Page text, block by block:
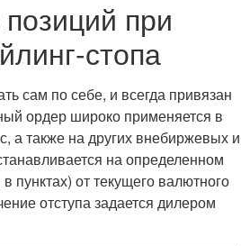
при
стопа
сам по себе, и всегда привязан
ордер широко применяется в
а также на других внебиржевых и
на определенном
пунктах) от текущего валютного
отступа задается дилером